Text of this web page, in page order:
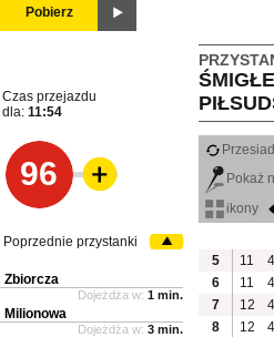
Pobierz
Czas przejazdu
dla: 11:54
96
Pokaż
ikony
5
11
6
11
7
12
8
12
Poprzednie przystanki
Zbiorcza
Dojeżdża w: 1 min.
Milionowa
Dojeżdża w: 3 min.